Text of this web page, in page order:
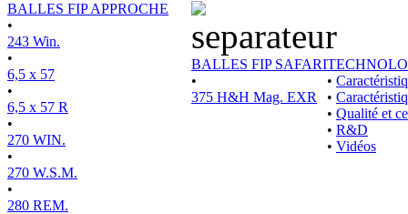
BALLES FIP APPROCHE
•
243 Win.
•
6,5 x 57
•
6,5 x 57 R
•
270 WIN.
•
270 W.S.M.
•
280 REM.
BALLES FIP SAFARI
•
375 H&H Mag. EXR
•
•
• Qualité et
• R&D
• Vidéos